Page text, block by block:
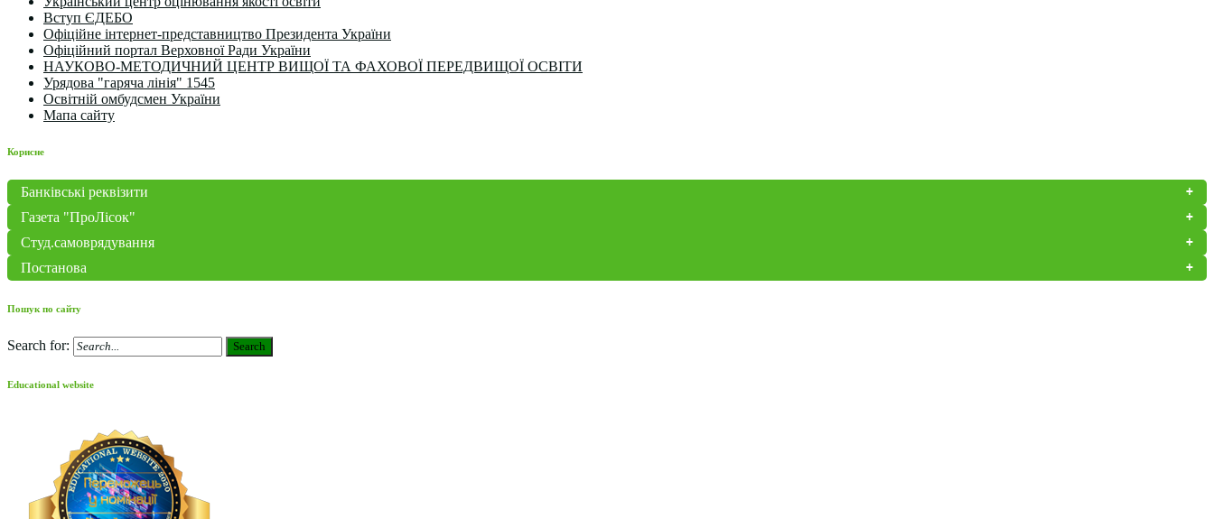
Вступ ЄДЕБО
Офіційне інтернет-представництво Президента України
Офіційний портал Верховної Ради України
НАУКОВО-МЕТОДИЧНИЙ ЦЕНТР ВИЩОЇ ТА ФАХОВОЇ ПЕРЕДВИЩОЇ ОСВІТИ
Урядова "гаряча лінія" 1545
Освітній омбудсмен України
Мапа сайту
Корисне
Банківські реквізити
Газета "ПроЛісок"
Студ.самоврядування
Постанова
Пошук по сайту
Search for: Search
Educational website